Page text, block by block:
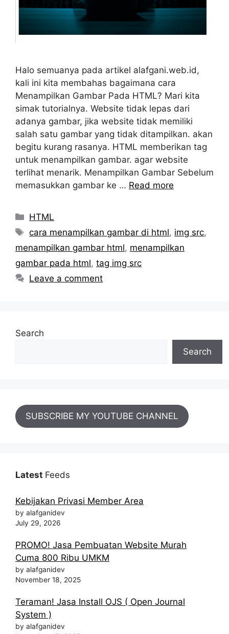
Halo semuanya pada artikel alafgani.web.id,
kali ini kita membahas bagaimana cara
Menampilkan Gambar Pada HTML? Mari kita
simak tutorialnya. Website tidak lepas dari
adanya gambar, jika website tidak memiliki
salah satu gambar yang tidak ditampilkan. akan
begitu kurang rasanya. HTML memberikan tag
untuk menampilkan gambar. agar website
terlihat menarik. Menampilkan Gambar Sebelum
memasukkan gambar ke … Read more
Categories
HTML
Tags
cara menampilkan gambar di html, img src,
menampilkan gambar html, menampilkan
gambar pada html, tag img src
Leave a comment
Search
Search
SUBSCRIBE MY YOUTUBE CHANNEL
Latest Feeds
Kebijakan Privasi Member Area
by alafganidev
July 29, 2026
PROMO! Jasa Pembuatan Website Murah
Cuma 800 Ribu UMKM
by alafganidev
November 18, 2025
Teraman! Jasa Install OJS ( Open Journal
System )
by alafganidev